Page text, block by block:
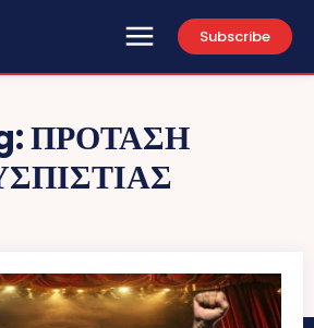
Subscribe
ΠΡΟΤΑΣΗ